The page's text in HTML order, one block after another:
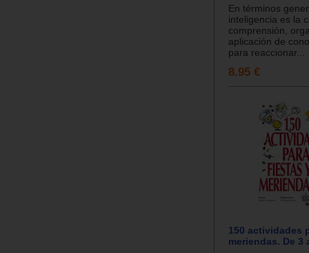
En términos
inteligencia es la
comprensión,
aplicación de
para reaccionar...
8.95 €
150 actividades
meriendas. De 3